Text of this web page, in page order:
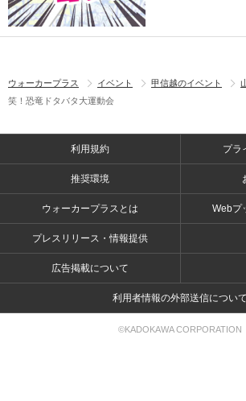
ウォーカープラス イベント 甲信越のイベント
笑！恐竜ドタバタ大運動会
利用規約 プラ
推奨環境
ウォーカープラスとは Webプ
プレスリリース・情報提供
広告掲載について
利用者情報の外部送信について
©KADOKAWA CORPORATION